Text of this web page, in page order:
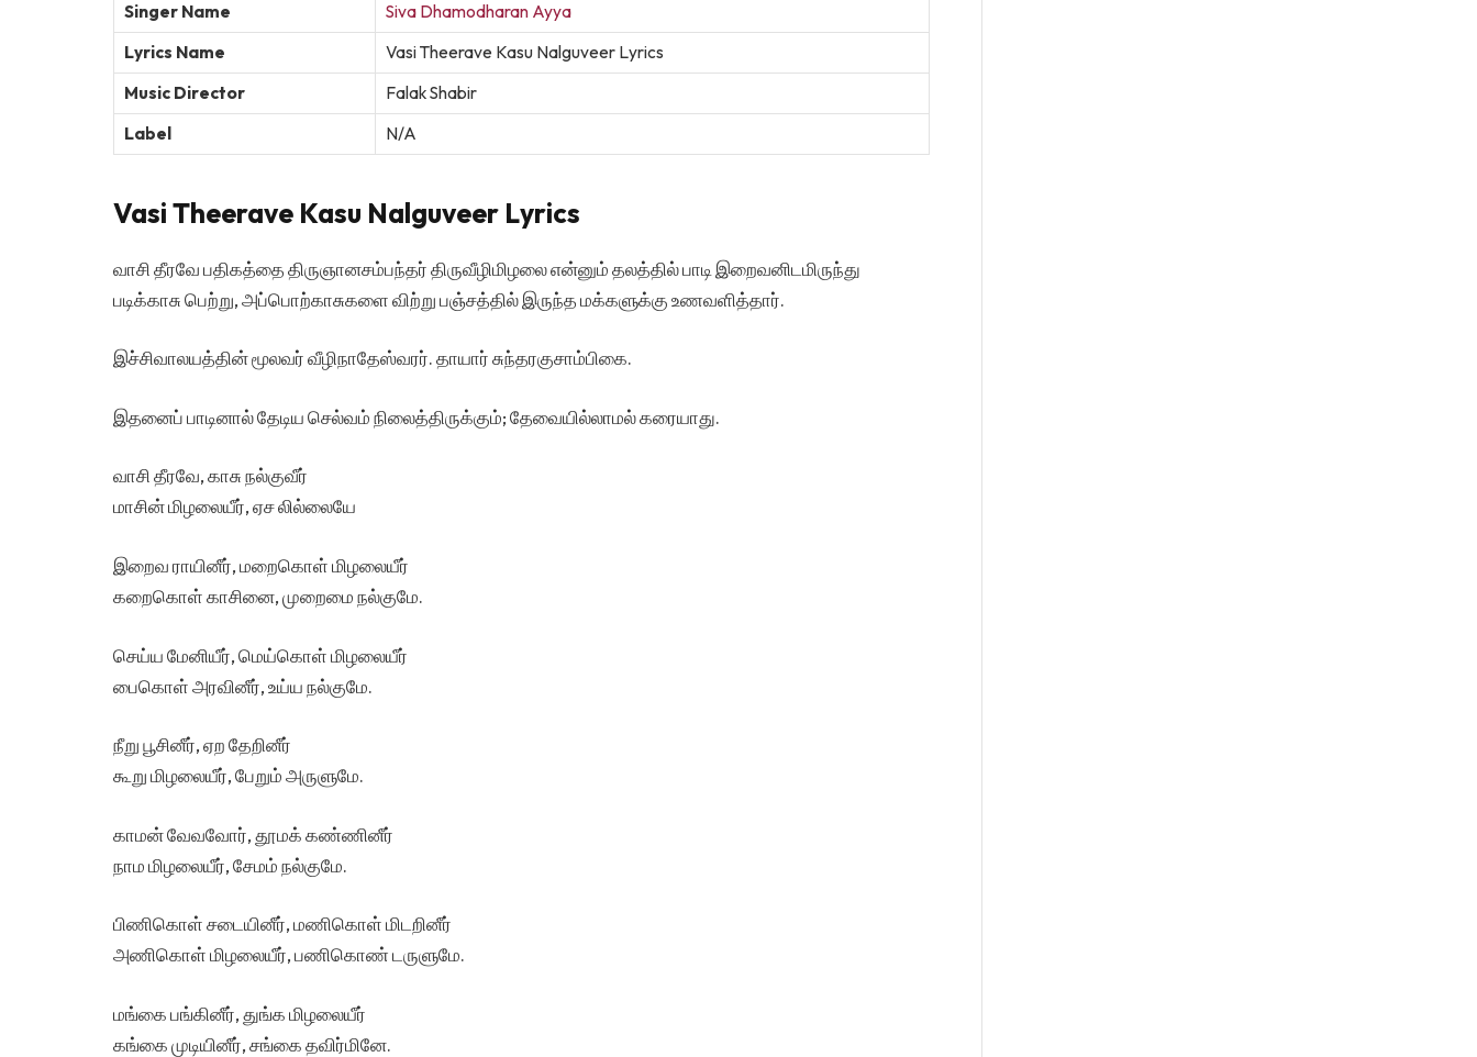
Singer Name
Siva Dhamodharan Ayya
Lyrics Name
Vasi Theerave Kasu Nalguveer Lyrics
Music Director
Falak Shabir
Label
N/A
Vasi Theerave Kasu Nalguveer Lyrics
வாசி தீரவே பதிகத்தை திருஞானசம்பந்தர் திருவீழிமிழலை என்னும் தலத்தில் பாடி இறைவனிடமிருந்து
படிக்காசு பெற்று, அப்பொற்காசுகளை விற்று பஞ்சத்தில் இருந்த மக்களுக்கு உணவளித்தார்.
இச்சிவாலயத்தின் மூலவர் வீழிநாதேஸ்வரர். தாயார் சுந்தரகுசாம்பிகை.
இதனைப் பாடினால் தேடிய செல்வம் நிலைத்திருக்கும்; தேவையில்லாமல் கரையாது.
வாசி தீரவே, காசு நல்குவீர்
மாசின் மிழலையீர், ஏச லில்லையே
இறைவ ராயினீர், மறைகொள் மிழலையீர்
கறைகொள் காசினை, முறைமை நல்குமே.
செய்ய மேனியீர், மெய்கொள் மிழலையீர்
பைகொள் அரவினீர், உய்ய நல்குமே.
நீறு பூசினீர், ஏற தேறினீர்
கூறு மிழலையீர், பேறும் அருளுமே.
காமன் வேவவோர், தூமக் கண்ணினீர்
நாம மிழலையீர், சேமம் நல்குமே.
பிணிகொள் சடையினீர், மணிகொள் மிடறினீர்
அணிகொள் மிழலையீர், பணிகொண் டருளுமே.
மங்கை பங்கினீர், துங்க மிழலையீர்
கங்கை முடியினீர், சங்கை தவிர்மினே.